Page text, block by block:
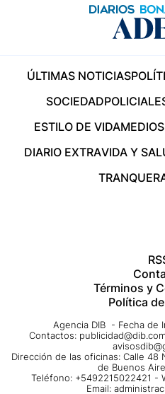
ÚLTIMAS NOTICIAS
SOCIEDAD
ESTILO DE VIDAMEDIOS
DIARIO EXTRAVIDA Y
Términos y
Política
Agencia DIB - Fecha de
Contactos:
Dirección de las oficinas: Calle 48
de Buenos
Teléfono: +5492215022421 -
Email: